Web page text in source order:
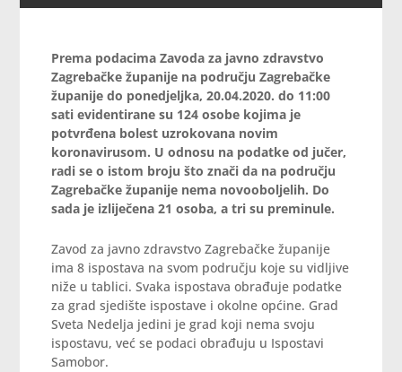
Prema podacima Zavoda za javno zdravstvo
Zagrebačke županije na području Zagrebačke
županije do ponedjeljka, 20.04.2020. do 11:00
sati evidentirane su 124 osobe kojima je
potvrđena bolest uzrokovana novim
koronavirusom. U odnosu na podatke od jučer,
radi se o istom broju što znači da na području
Zagrebačke županije nema novooboljelih. Do
sada je izliječena 21 osoba, a tri su preminule.
Zavod za javno zdravstvo Zagrebačke županije
ima 8 ispostava na svom području koje su vidljive
niže u tablici. Svaka ispostava obrađuje podatke
za grad sjedište ispostave i okolne općine. Grad
Sveta Nedelja jedini je grad koji nema svoju
ispostavu, već se podaci obrađuju u Ispostavi
Samobor.